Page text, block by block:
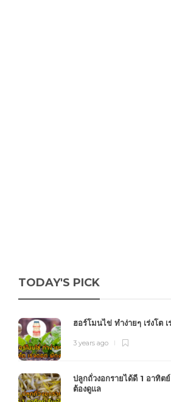
TODAY'S PICK
ฮอร์โมนไข่ ทำง่ายๆ เร่งโต
3 years ago
ปลูกถั่วงอกรายได้ดี 1 อาทิต
ต้องดูแล